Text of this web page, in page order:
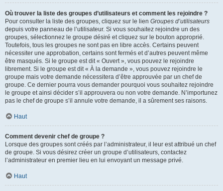
Où trouver la liste des groupes d’utilisateurs et comment les rejoindre ?
Pour consulter la liste des groupes, cliquez sur le lien Groupes d’utilisateurs
depuis votre panneau de l’utilisateur. Si vous souhaitez rejoindre un des
groupes, sélectionnez le groupe désiré et cliquez sur le bouton approprié.
Toutefois, tous les groupes ne sont pas en libre accès. Certains peuvent
nécessiter une approbation, certains sont fermés et d’autres peuvent même
être masqués. Si le groupe est dit « Ouvert », vous pouvez le rejoindre
librement. Si le groupe est dit « À la demande », vous pouvez rejoindre le
groupe mais votre demande nécessitera d’être approuvée par un chef de
groupe. Ce dernier pourra vous demander pourquoi vous souhaitez rejoindre
le groupe et ainsi décider s’il approuvera ou non votre demande. N’importunez
pas le chef de groupe s’il annule votre demande, il a sûrement ses raisons.
Haut
Comment devenir chef de groupe ?
Lorsque des groupes sont créés par l’administrateur, il leur est attribué un chef
de groupe. Si vous désirez créer un groupe d’utilisateurs, contactez
l’administrateur en premier lieu en lui envoyant un message privé.
Haut